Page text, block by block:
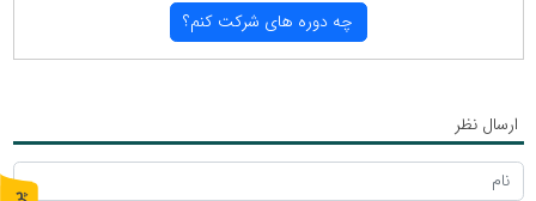
چه دوره های شركت كنم؟
ارسال نظر